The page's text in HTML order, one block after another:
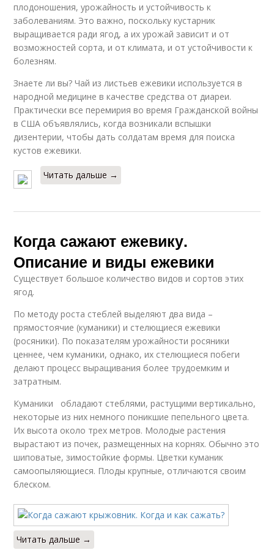
плодоношения, урожайность и устойчивость к
заболеваниям. Это важно, поскольку кустарник
выращивается ради ягод, а их урожай зависит и от
возможностей сорта, и от климата, и от устойчивости к
болезням.
Знаете ли вы? Чай из листьев ежевики используется в
народной медицине в качестве средства от диареи.
Практически все перемирия во время Гражданской войны
в США объявлялись, когда возникали вспышки
дизентерии, чтобы дать солдатам время для поиска
кустов ежевики.
Читать дальше →
Когда сажают ежевику.
Описание и виды ежевики
Существует большое количество видов и сортов этих
ягод.
По методу роста стеблей выделяют два вида –
прямостоячие (куманики) и стелющиеся ежевики
(росяники). По показателям урожайности росяники
ценнее, чем куманики, однако, их стелющиеся побеги
делают процесс выращивания более трудоемким и
затратным.
Куманики обладают стеблями, растущими вертикально,
некоторые из них немного поникшие пепельного цвета.
Их высота около трех метров. Молодые растения
вырастают из почек, размещенных на корнях. Обычно это
шиповатые, зимостойкие формы. Цветки куманик
самоопыляющиеся. Плоды крупные, отличаются своим
блеском.
Читать дальше →